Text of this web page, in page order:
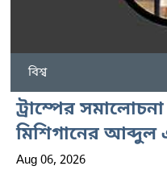
বিশ্ব
ট্রাম্পের
মিশিগানের আব্দুল
Aug 06, 2026